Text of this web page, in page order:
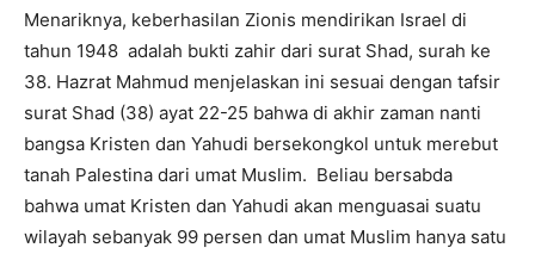
Menariknya, keberhasilan Zionis mendirikan Israel di
tahun 1948 adalah bukti zahir dari surat Shad, surah ke
38. Hazrat Mahmud menjelaskan ini sesuai dengan tafsir
surat Shad (38) ayat 22-25 bahwa di akhir zaman nanti
bangsa Kristen dan Yahudi bersekongkol untuk merebut
tanah Palestina dari umat Muslim. Beliau bersabda
bahwa umat Kristen dan Yahudi akan menguasai suatu
wilayah sebanyak 99 persen dan umat Muslim hanya satu